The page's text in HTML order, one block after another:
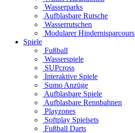
Wasserparks
Aufblasbare Rutsche
Wasserrutschen
Modularer Hindernisparcours
Spiele
Fußball
Wasserspiele
SUPcross
Interaktive Spiele
Sumo Anzüge
Aufblasbare Spiele
Aufblasbare Rennbahnen
Playzones
Softplay Spielsets
Fußball Darts